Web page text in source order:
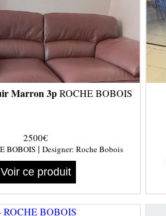
Marron 3pROCHE BOBOIS
2500€
BOBOIS| Designer: Roche Bobois
Voir ce produit